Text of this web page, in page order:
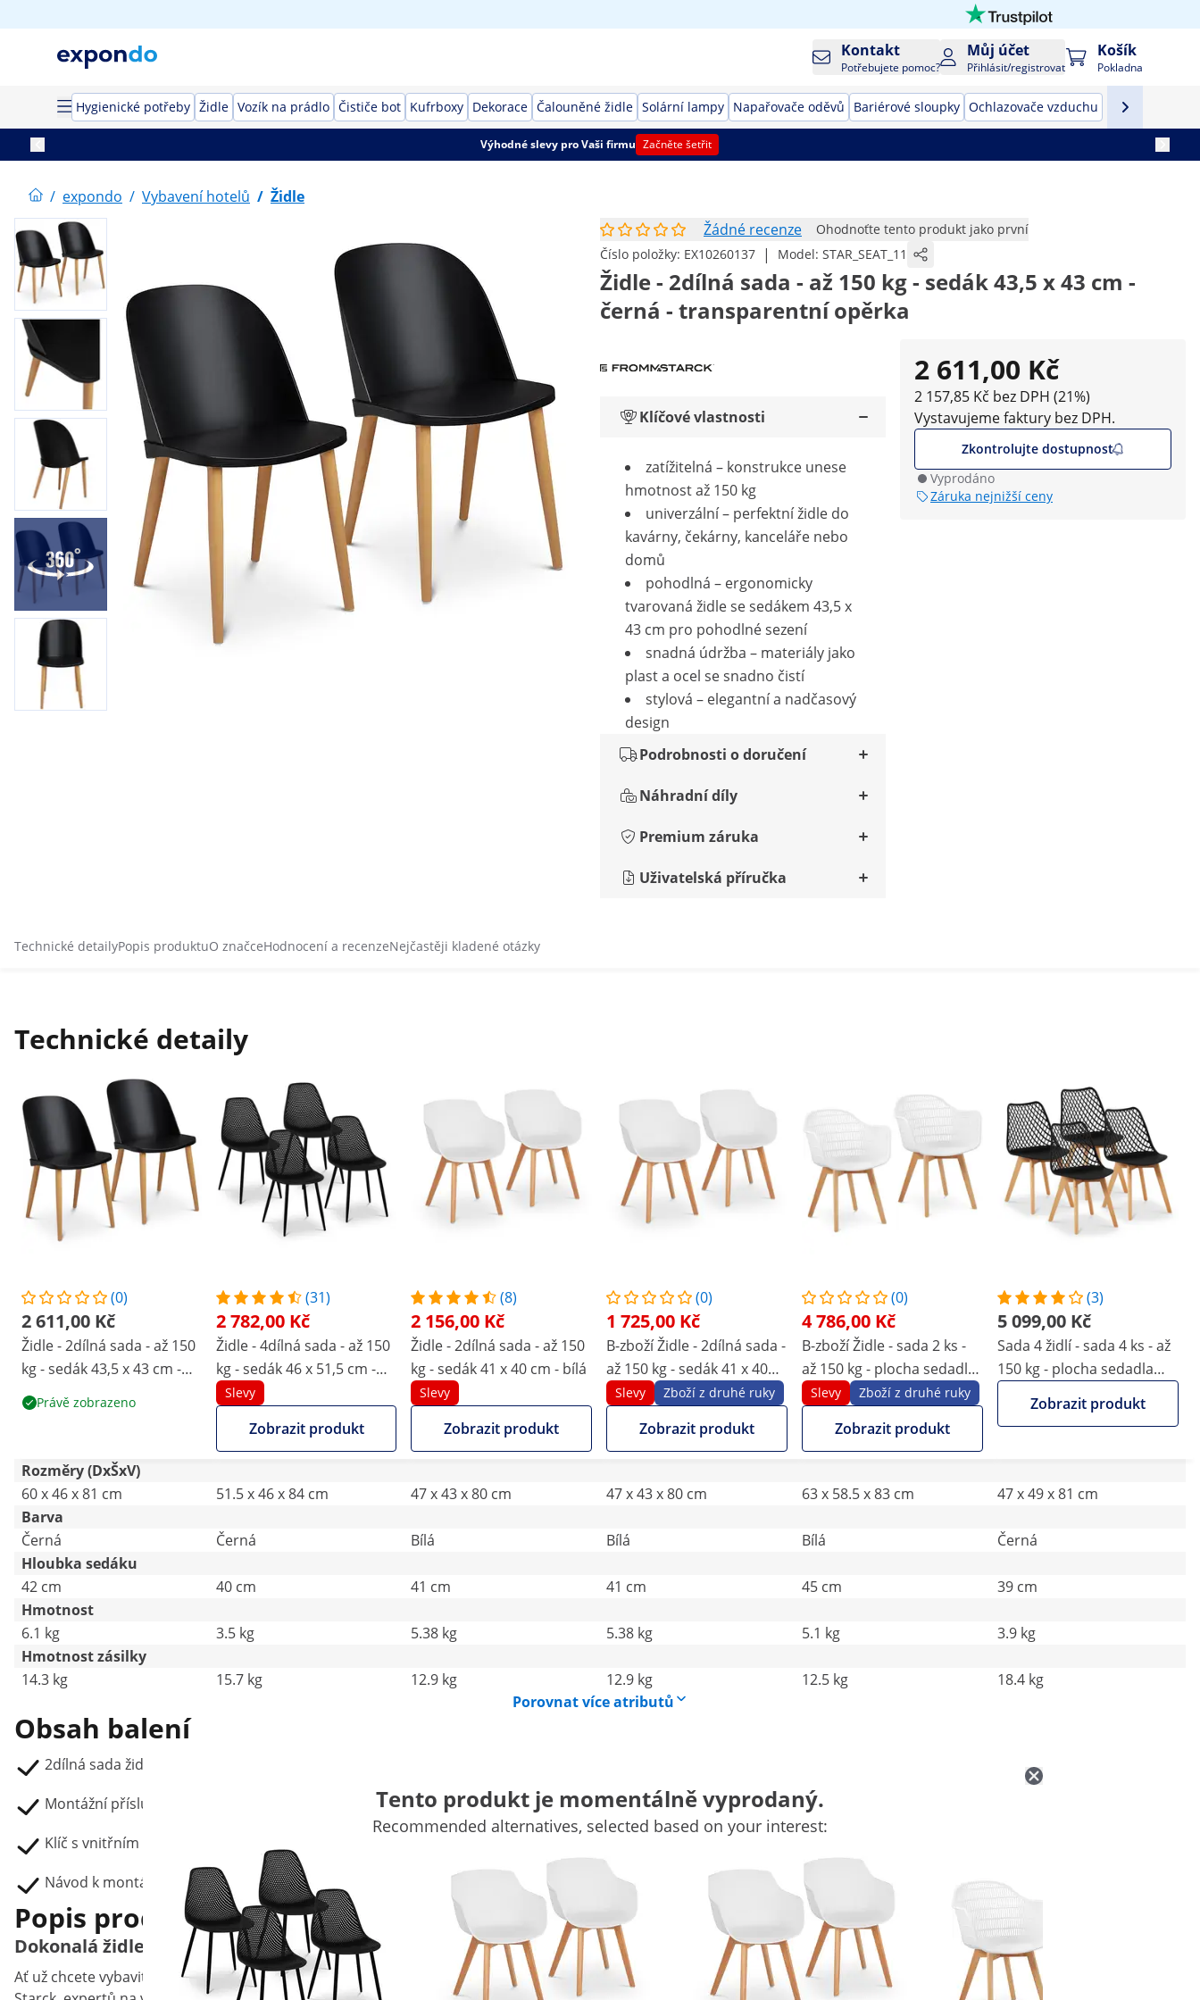
Kontakt
Potřebujete pomoc?
Můj účet
Přihlásit/registrovat
Košík
Pokladna
Hygienické potřeby Židle Vozík na prádlo Čističe bot Kufrboxy Dekorace Čalouněné židle Solární lampy Napařovače oděvů Bariérové sloupky Ochlazovače vzduchu
Výhodné slevy pro Vaši firmu Začněte šetřit
/ expondo / Vybavení hotelů / Židle
Žádné recenze
Ohodnoťte tento produkt jako první
Číslo položky: EX10260137 | Model: STAR_SEAT_11
Židle - 2dílná sada - až 150 kg - sedák 43,5 x 43 cm -
černá - transparentní opěrka
2 611,00 Kč
2 157,85 Kč bez DPH (21%)
Vystavujeme faktury bez DPH.
Zkontrolujte dostupnost
Vyprodáno
Záruka nejnižší ceny
Klíčové vlastnosti
zatížitelná – konstrukce unese
hmotnost až 150 kg
univerzální – perfektní židle do
kavárny, čekárny, kanceláře nebo
domů
pohodlná – ergonomicky
tvarovaná židle se sedákem 43,5 x
43 cm pro pohodlné sezení
snadná údržba – materiály jako
plast a ocel se snadno čistí
stylová – elegantní a nadčasový
design
Podrobnosti o doručení
Náhradní díly
Premium záruka
Uživatelská příručka
Technické detailyPopis produktuO značceHodnocení a recenzeNejčastěji kladené otázky
Technické detaily
(0)
2 611,00 Kč
Židle - 2dílná sada - až 150
kg - sedák 43,5 x 43 cm -
černá - transparentní
opěrka
Právě zobrazeno
(31)
2 782,00 Kč
Židle - 4dílná sada - až 150
kg - sedák 46 x 51,5 cm -
černá
Slevy
Zobrazit produkt
(8)
2 156,00 Kč
Židle - 2dílná sada - až 150
kg - sedák 41 x 40 cm - bílá
Slevy
Zobrazit produkt
(0)
1 725,00 Kč
B-zboží Židle - 2dílná sada -
až 150 kg - sedák 41 x 40
cm - bílá
Slevy Zboží z druhé ruky
Zobrazit produkt
(0)
4 786,00 Kč
B-zboží Židle - sada 2 ks -
až 150 kg - plocha sedadla
490 x 450 x 450 mm - Bílá
Slevy Zboží z druhé ruky
Zobrazit produkt
(3)
5 099,00 Kč
Sada 4 židlí - sada 4 ks - až
150 kg - plocha sedadla
Černá
Zobrazit produkt
Rozměry (DxŠxV)
60 x 46 x 81 cm
51.5 x 46 x 84 cm 47 x 43 x 80 cm 47 x 43 x 80 cm 63 x 58.5 x 83 cm
47 x 49 x 81 cm
Barva
Černá
Černá Bílá Bílá Bílá
Černá
Hloubka sedáku
42 cm
40 cm 41 cm 41 cm 45 cm
39 cm
Hmotnost
6.1 kg
3.5 kg 5.38 kg 5.38 kg 5.1 kg
3.9 kg
Hmotnost zásilky
14.3 kg
15.7 kg 12.9 kg 12.9 kg 12.5 kg
18.4 kg
Porovnat více atributů
Obsah balení
2dílná sada židlí STAR_SEAT_11
Montážní příslušenství
Klíč s vnitřním šestihranem
Návod k montáži
Tento produkt je momentálně vyprodaný.
Recommended alternatives, selected based on your interest:
Popis produktu
Dokonalá židle do restaurace, kavárny kanceláře nebo čekárny
Ať už chcete vybavit restauraci, bistro, kancelář nebo čekárnu: Na pohodlné židli STAR_SEAT_11 značky Fromm &